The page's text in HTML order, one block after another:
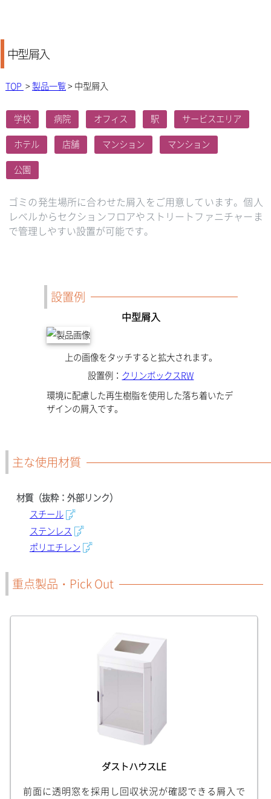
中型屑入
TOP >製品一覧> 中型屑入
学校 病院 オフィス 駅
サービスエリア
ホテル
店舗 マンション
マンション
公園
ゴミの発生場所に合わせた屑入をご用意しています。個人
レベルからセクションフロアやストリートファニチャーま
で管理しやすい設置が可能です。
設置例
中型屑入
上の画像をタッチすると拡大されます。
設置例： クリンボックスRW
環境に配慮した再生樹脂を使用した落ち着いたデ
ザインの屑入です。
主な使用材質
材質（抜粋：外部リンク）
スチール
ステンレス
ポリエチレン
重点製品・Pick Out
ダストハウスLE
前面に透明窓を採用し回収状況が確認できる屑入で